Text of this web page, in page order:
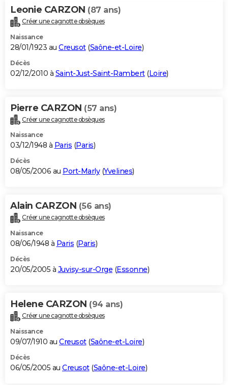
Leonie CARZON (87 ans)
Créer une cagnotte obsèques
Naissance
28/01/1923 au Creusot(Saône-et-Loire)
Décès
02/12/2010 à Saint-Just-Saint-Rambert(Loire)
Pierre CARZON (57 ans)
Créer une cagnotte obsèques
Naissance
03/12/1948 à Paris (Paris)
Décès
08/05/2006 au Port-Marly(Yvelines)
Alain CARZON (56 ans)
Créer une cagnotte obsèques
Naissance
08/06/1948 à Paris (Paris)
Décès
20/05/2005 à Juvisy-sur-Orge (Essonne)
Helene CARZON (94 ans)
Créer une cagnotte obsèques
Naissance
09/07/1910 au Creusot(Saône-et-Loire)
Décès
06/05/2005 au Creusot(Saône-et-Loire)